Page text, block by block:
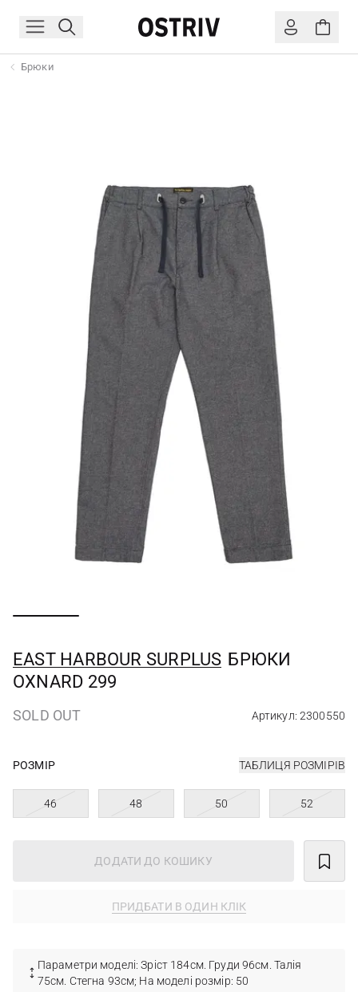
Брюки
EAST HARBOUR SURPLUS БРЮКИ
OXNARD 299
SOLD OUT Артикул: 2300550
РОЗМІР ТАБЛИЦЯ РОЗМІРІВ
46 48 50 52
ДОДАТИ ДО КОШИКУ
ПРИДБАТИ В ОДИН КЛІК
Параметри моделі: Зріст 184см. Груди 96см. Талія
75см. Стегна 93см; На моделі розмір: 50